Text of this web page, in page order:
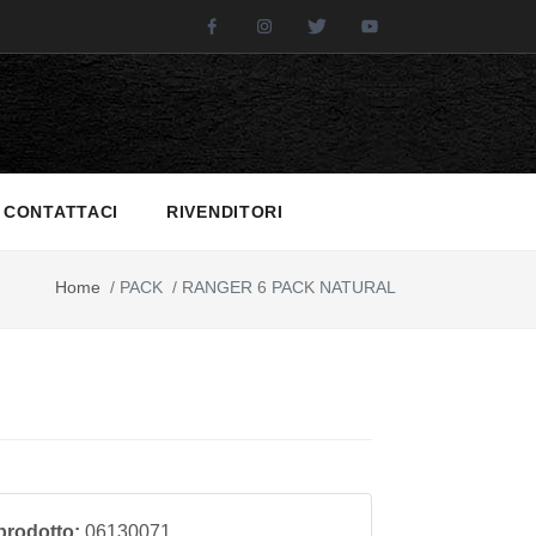
FacebookInstagramTwitter
CONTATTACI RIVENDITORI
Home / PACK / RANGER 6 PACK NATURAL
06130071